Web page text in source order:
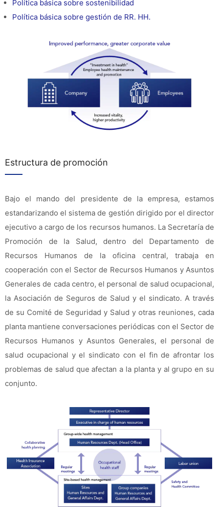
Política básica sobre sostenibilidad
Política básica sobre gestión de RR. HH.
Estructura de promoción
Bajo el mando del presidente de la empresa, estamos
estandarizando el sistema de gestión dirigido por el director
ejecutivo a cargo de los recursos humanos. La Secretaría de
Promoción de la Salud, dentro del Departamento de
Recursos Humanos de la oficina central, trabaja en
cooperación con el Sector de Recursos Humanos y Asuntos
Generales de cada centro, el personal de salud ocupacional,
la Asociación de Seguros de Salud y el sindicato. A través
de su Comité de Seguridad y Salud y otras reuniones, cada
planta mantiene conversaciones periódicas con el Sector de
Recursos Humanos y Asuntos Generales, el personal de
salud ocupacional y el sindicato con el fin de afrontar los
problemas de salud que afectan a la planta y al grupo en su
conjunto.